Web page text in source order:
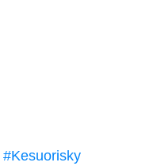
#Kesuorisky